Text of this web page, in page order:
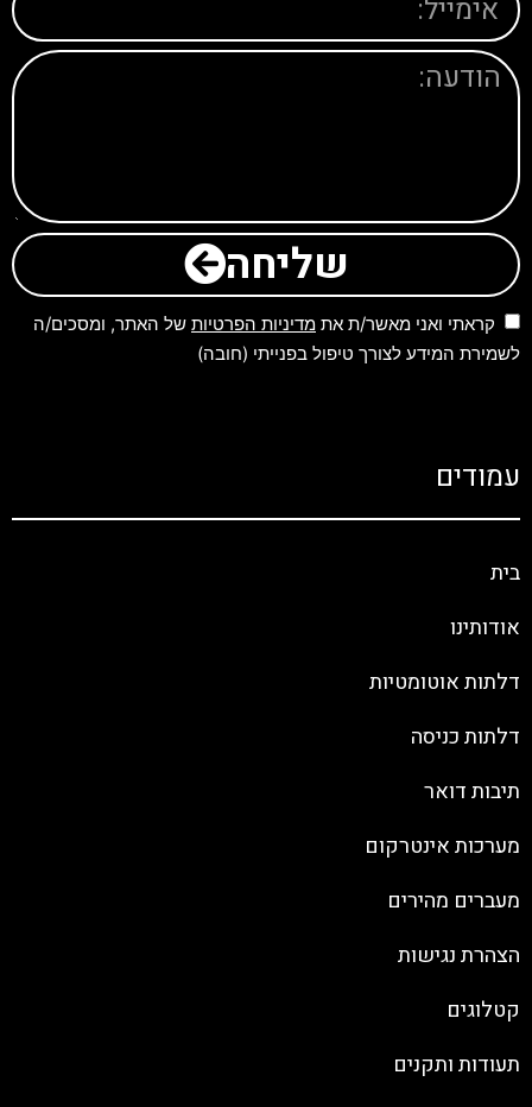
שליחה
קראתי ואני מאשר/ת את מדיניות הפרטיות של האתר, ומסכים/ה
לשמירת המידע לצורך טיפול בפנייתי (חובה)
עמודים
בית
אודותינו
דלתות אוטומטיות
דלתות כניסה
תיבות דואר
מערכות אינטרקום
מעברים מהירים
הצהרת נגישות
קטלוגים
תעודות ותקנים